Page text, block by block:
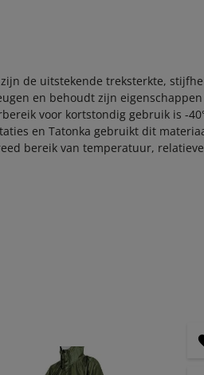
de uitstekende treksterkte,
en behoudt zijn eigenschappen
voor kortstondig gebruik is -
en Tatonka gebruikt dit
bereik van temperatuur, relatieve